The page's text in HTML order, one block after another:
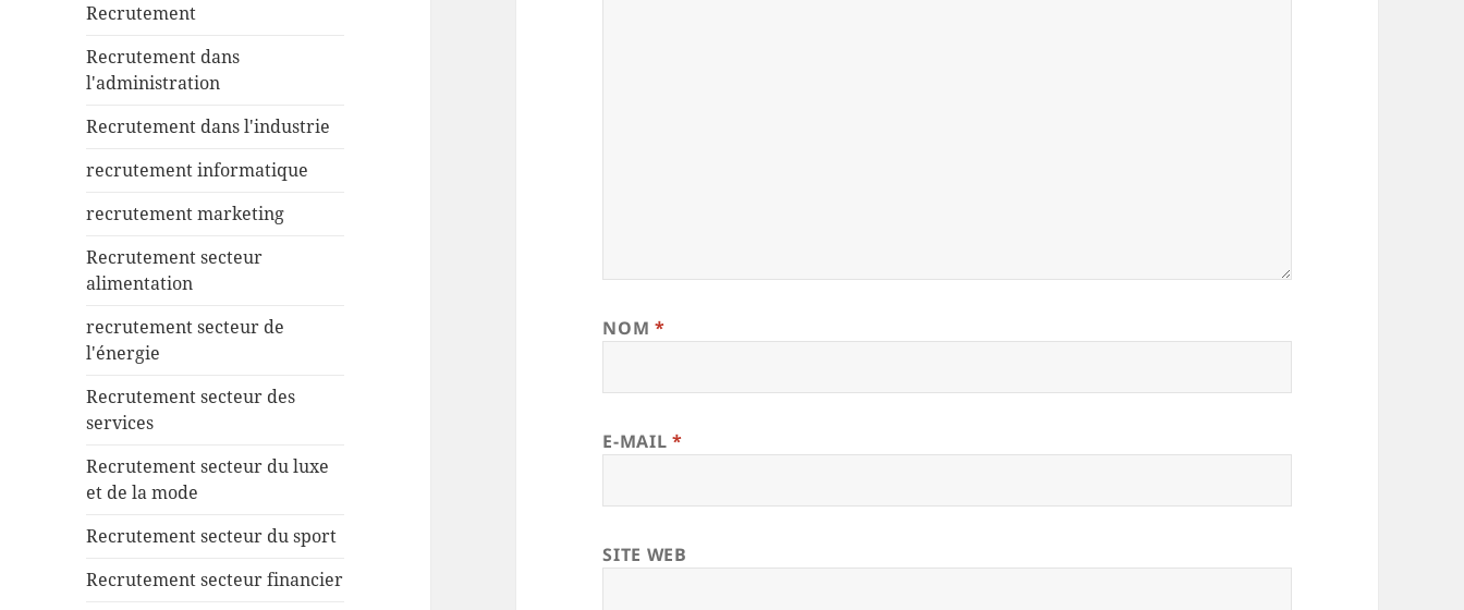
Recrutement
Recrutement dans
l'administration
Recrutement dans l'industrie
recrutement informatique
recrutement marketing
Recrutement secteur
alimentation
recrutement secteur de
l'énergie
Recrutement secteur des
services
Recrutement secteur du luxe
et de la mode
Recrutement secteur du sport
Recrutement secteur financier
NOM *
E-MAIL *
SITE WEB